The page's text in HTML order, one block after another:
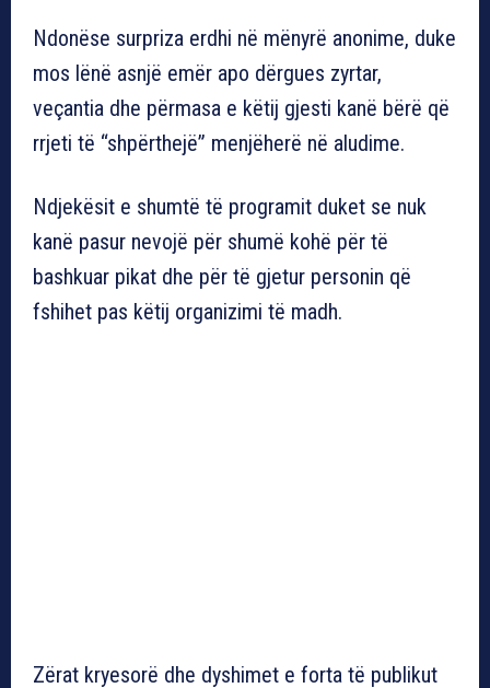
Ndonëse surpriza erdhi në mënyrë anonime, duke
mos lënë asnjë emër apo dërgues zyrtar,
veçantia dhe përmasa e këtij gjesti kanë bërë që
rrjeti të “shpërthejë” menjëherë në aludime.
Ndjekësit e shumtë të programit duket se nuk
kanë pasur nevojë për shumë kohë për të
bashkuar pikat dhe për të gjetur personin që
fshihet pas këtij organizimi të madh.
Zërat kryesorë dhe dyshimet e forta të publikut